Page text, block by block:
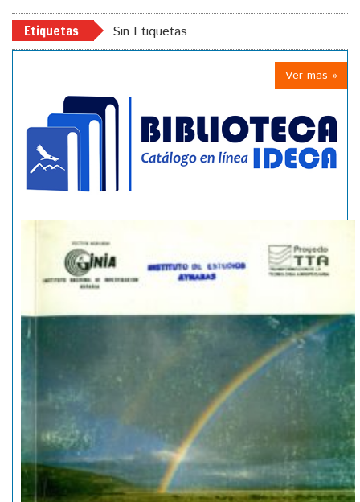
Etiquetas Sin Etiquetas
Ver mas »